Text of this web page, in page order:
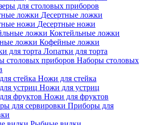
для столовых приборов
Десертные ложки
Десертные ножи
Коктейльные ложки
Кофейные ложки
Лопатки для торта
Наборы столовых
Ножи для стейка
Ножи для устриц
Ножи для фруктов
Приборы для